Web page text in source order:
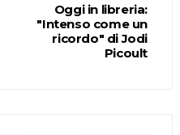
Oggi in libreria:
"Intenso come un
ricordo" di Jodi
Picoult